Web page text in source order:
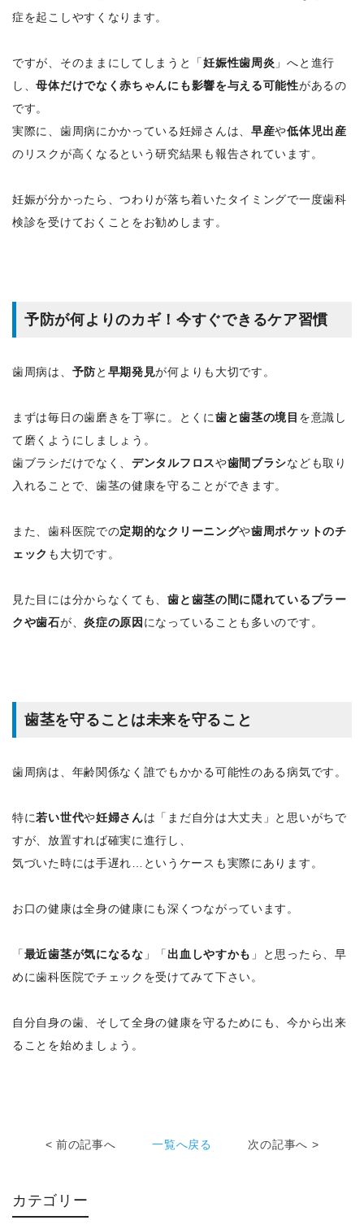
症を起こしやすくなります。
ですが、そのままにしてしまうと「妊娠性歯周炎 」へと進行
し、母体だけでなく赤ちゃんにも影響を与える可能性があるの
です。
実際に、歯周病にかかっている妊婦さんは、 早産や低体児出産
のリスクが高くなるという研究結果も報告されています。
妊娠が分かったら、つわりが落ち着いたタイミングで一度歯科
検診を受けておくことをお勧めします。
予防が何よりのカギ！今すぐできるケア習慣
歯周病は、 予防と 早期発見が何よりも大切です。
まずは毎日の歯磨きを丁寧に。とくに歯と歯茎の境目 を意識し
て磨くようにしましょう。
歯ブラシだけでなく、 デンタルフロスや歯間ブラシなども取り
入れることで、歯茎の健康を守ることができます。
また、歯科医院での定期的なクリーニングや歯周ポケットのチ
ェック も大切です。
見た目には分からなくても、歯と歯茎の間に隠れているプラー
クや歯石が、炎症の原因 になっていることも多いのです。
歯茎を守ることは未来を守ること
歯周病は、年齢関係なく誰でもかかる可能性のある病気です。
特に若い世代や妊婦さんは「まだ自分は大丈夫」と思いがちで
すが、放置すれば確実に進行し、
気づいた時には手遅れ…というケースも実際にあります。
お口の健康は全身の健康にも深くつながっています。
「最近歯茎が気になるな 」「 出血しやすかも 」と思ったら、早
めに歯科医院でチェックを受けてみて下さい。
自分自身の歯、そして全身の健康を守るためにも、今から出来
ることを始めましょう。
< 前の記事へ 一覧へ戻る 次の記事へ >
カテゴリー